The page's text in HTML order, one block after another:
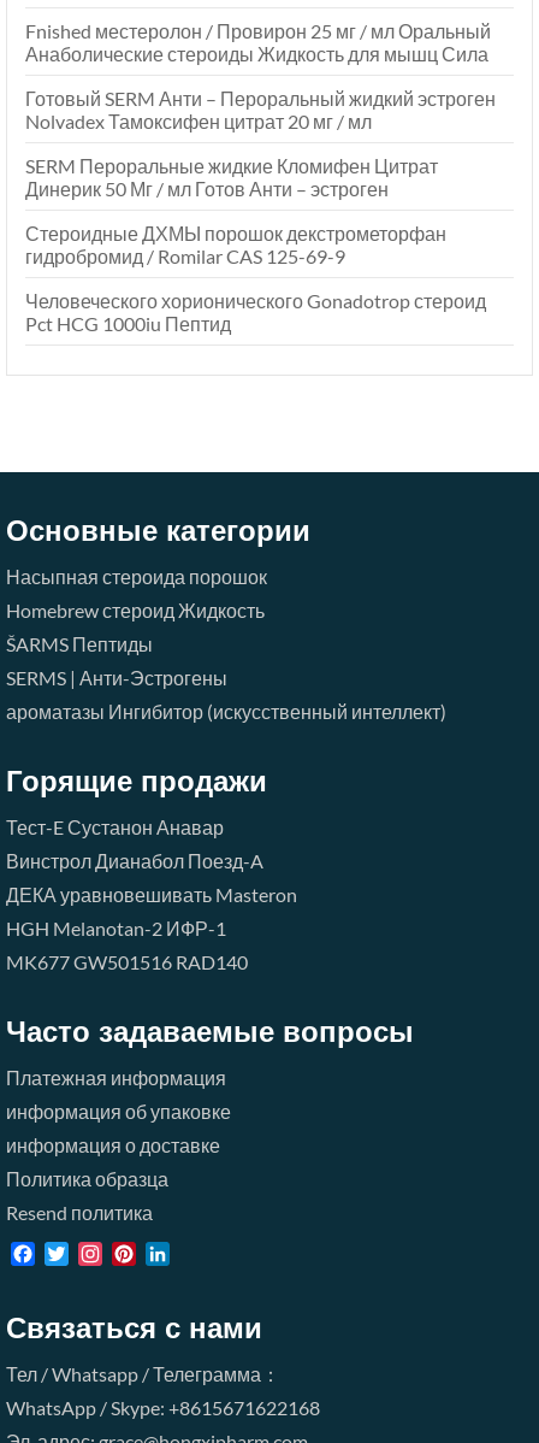
Fnished местеролон / Провирон 25 мг / мл Оральный
Анаболические стероиды Жидкость для мышц Сила
Готовый SERM Анти – Пероральный жидкий эстроген
Nolvadex Тамоксифен цитрат 20 мг / мл
SERM Пероральные жидкие Кломифен Цитрат
Динерик 50 Мг / мл Готов Анти – эстроген
Стероидные ДХМЫ порошок декстрометорфан
гидробромид / Romilar CAS 125-69-9
Человеческого хорионического Gonadotrop стероид
Pct HCG 1000iu Пептид
Основные категории
Насыпная стероида порошок
Homebrew стероид Жидкость
ŠARMS Пептиды
SERMS | Анти-Эстрогены
ароматазы Ингибитор (искусственный интеллект)
Горящие продажи
Тест-EСустанон Анавар
ВинстролДианабол Поезд-A
ДЕКА уравновешивать Masteron
HGH Melanotan-2 ИФР-1
MK677GW501516 RAD140
Часто задаваемые вопросы
Платежная информация
информация об упаковке
информация о доставке
Политика образца
Resend политика
Facebook
TwitterInstagramPinterest
Связаться с нами
Тел / Whatsapp / Телеграмма：
WhatsApp / Skype: +8615671622168